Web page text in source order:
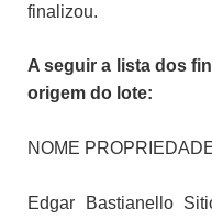
finalizou.
A seguir a lista dos
origem do lote:
NOME
Edgar Bastianello